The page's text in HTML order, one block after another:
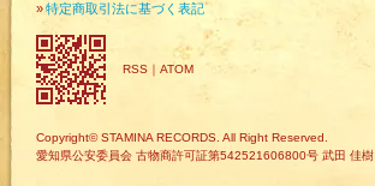
»特定商取引法に基づく表記
RSS ｜ ATOM
Copyright© STAMINA RECORDS. All Right Reserved.
愛知県公安委員会 古物商許可証第542521606800号 武田 佳樹